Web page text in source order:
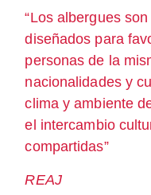
“Los albergues
diseñados para
personas de la
nacionalidades y
clima y ambiente
el intercambio
compartidas”
REAJ